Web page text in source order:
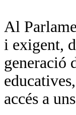
Al
i exigent,
generació
accés a